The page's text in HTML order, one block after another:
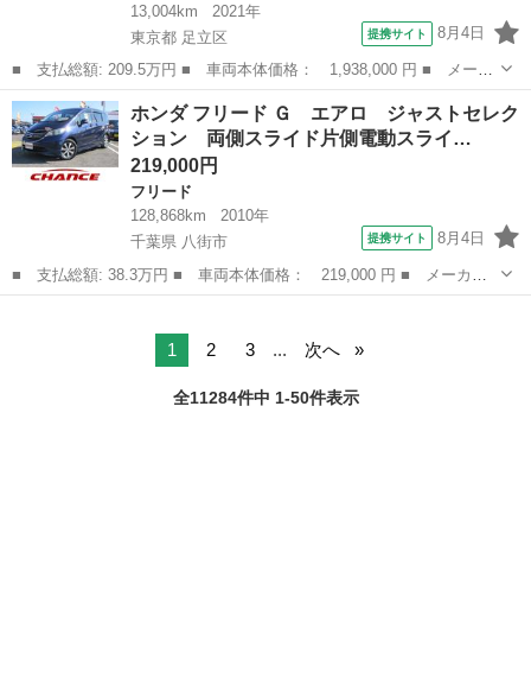
13,004km
2021年
東京都 足立区
提携サイト 8月4日
■ 支払総額: 209.5万円 ■ 車両本体価格： 1,938,000 円 ■ メーカ
ー名： ホンダ ■ 車種名： フリード ■ グレード名： Ｇ・ホン
ダセンシング 禁煙車 ナビ リアカメラ スマートキー ＥＴＣ
ドアバイ...
東京 足立区 フリード
ホンダ フリード Ｇ エアロ ジャストセレク
ション 両側スライド片側電動スライ…
219,000円
フリード
128,868km
2010年
千葉県 八街市
提携サイト 8月4日
■ 支払総額: 38.3万円 ■ 車両本体価格： 219,000 円 ■ メーカー
名： ホンダ ■ 車種名： フリード ■ グレード名： Ｇ エア
1 2 3 ... 次へ
全11284件中 1-50件表示